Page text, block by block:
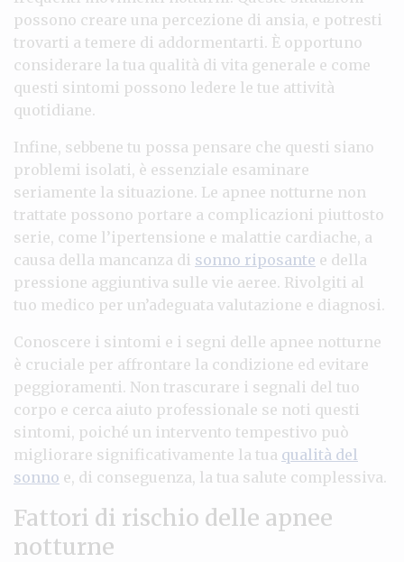
possono creare una percezione di ansia, e potresti
trovarti a temere di addormentarti. È opportuno
considerare la tua qualità di vita generale e come
questi sintomi possono ledere le tue attività
quotidiane.
Infine, sebbene tu possa pensare che questi siano
problemi isolati, è essenziale esaminare
seriamente la situazione. Le apnee notturne non
trattate possono portare a complicazioni piuttosto
serie, come l’ipertensione e malattie cardiache, a
causa della mancanza di sonno riposante e della
pressione aggiuntiva sulle vie aeree. Rivolgiti al
tuo medico per un’adeguata valutazione e diagnosi.
Conoscere i sintomi e i segni delle apnee notturne
è cruciale per affrontare la condizione ed evitare
peggioramenti. Non trascurare i segnali del tuo
corpo e cerca aiuto professionale se noti questi
sintomi, poiché un intervento tempestivo può
migliorare significativamente la tua qualità del
sonno e, di conseguenza, la tua salute complessiva.
Fattori di rischio delle apnee
notturne